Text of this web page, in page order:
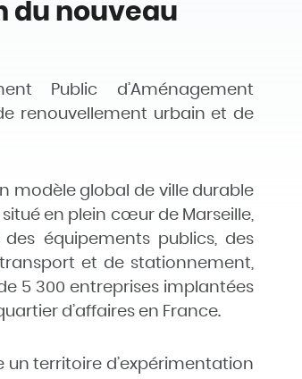
du nouveau
Public d’Aménagement
renouvellement urbain et de
modèle global de ville durable
en plein cœur de Marseille,
équipements publics, des
et de stationnement,
5 300 entreprises implantées
d’affaires en France.
un territoire d’expérimentation